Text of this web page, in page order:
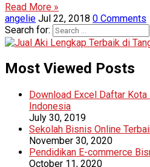
Read More »
angelie Jul 22, 2018 0 Comments
Search for:
Most Viewed Posts
Download Excel Daftar
Indonesia
July 30, 2019
Sekolah Bisnis Online
November 30, 2020
Pendidikan E-commerce
October 11, 2020